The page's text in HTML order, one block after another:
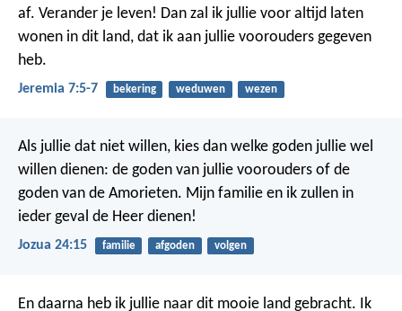
af. Verander je leven! Dan zal ik jullie voor altijd laten
wonen in dit land, dat ik aan jullie voorouders gegeven
heb.
Jeremia 7:5-7 bekering weduwen wezen
Als jullie dat niet willen, kies dan welke goden jullie wel
willen dienen: de goden van jullie voorouders of de
goden van de Amorieten. Mijn familie en ik zullen in
ieder geval de Heer dienen!
Jozua 24:15 familie afgoden volgen
En daarna heb ik jullie naar dit mooie land gebracht. Ik